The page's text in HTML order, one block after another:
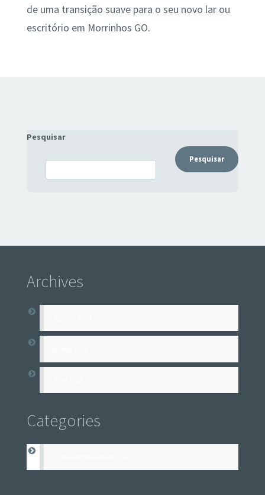
de uma transição suave para o seu novo lar ou
escritório em Morrinhos GO.
Pesquisar
Pesquisar
Archives
Categories